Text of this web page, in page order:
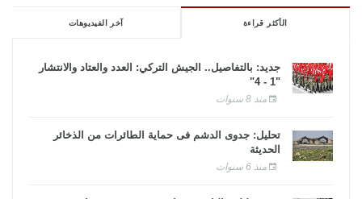
الأكثر قراءة آخر الفيديوهات
جديد: بالتفاصيل.. الجيش التركي: العدد والعتاد والانتشار
"1 - 4"
منذ 8 سنوات
تحليل: جدوى الدشم فى حماية الطائرات من الذخائر
الحديثة
منذ 6 سنوات